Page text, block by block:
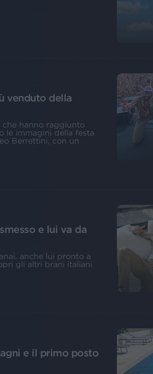
venduto della
che hanno raggiunto
le immagini della festa
Berrettini, con un
e lui va da
anche lui pronto a
gli altri brani italiani
e il primo posto